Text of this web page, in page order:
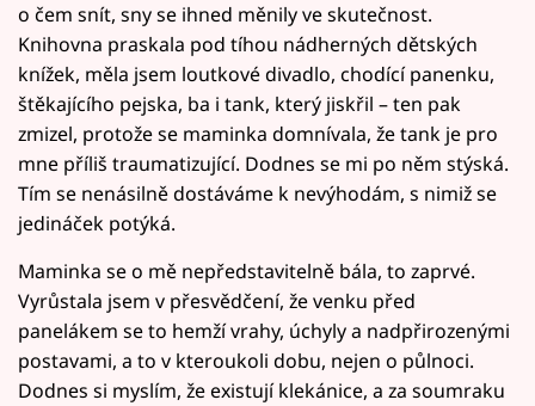
o čem snít, sny se ihned měnily ve skutečnost.
Knihovna praskala pod tíhou nádherných dětských
knížek, měla jsem loutkové divadlo, chodící panenku,
štěkajícího pejska, ba i tank, který jiskřil – ten pak
zmizel, protože se maminka domnívala, že tank je pro
mne příliš traumatizující. Dodnes se mi po něm stýská.
Tím se nenásilně dostáváme k nevýhodám, s nimiž se
jedináček potýká.
Maminka se o mě nepředstavitelně bála, to zaprvé.
Vyrůstala jsem v přesvědčení, že venku před
panelákem se to hemží vrahy, úchyly a nadpřirozenými
postavami, a to v kteroukoli dobu, nejen o půlnoci.
Dodnes si myslím, že existují klekánice, a za soumraku